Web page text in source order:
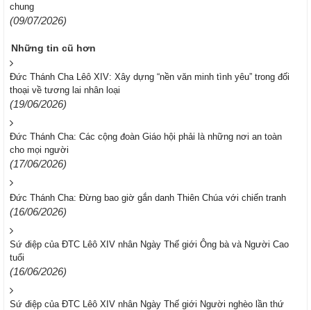
chung
(09/07/2026)
Những tin cũ hơn
Đức Thánh Cha Lêô XIV: Xây dựng “nền văn minh tình yêu” trong đối
thoại về tương lai nhân loại
(19/06/2026)
Đức Thánh Cha: Các cộng đoàn Giáo hội phải là những nơi an toàn
cho mọi người
(17/06/2026)
Đức Thánh Cha: Đừng bao giờ gắn danh Thiên Chúa với chiến tranh
(16/06/2026)
Sứ điệp của ĐTC Lêô XIV nhân Ngày Thế giới Ông bà và Người Cao
tuổi
(16/06/2026)
Sứ điệp của ĐTC Lêô XIV nhân Ngày Thế giới Người nghèo lần thứ